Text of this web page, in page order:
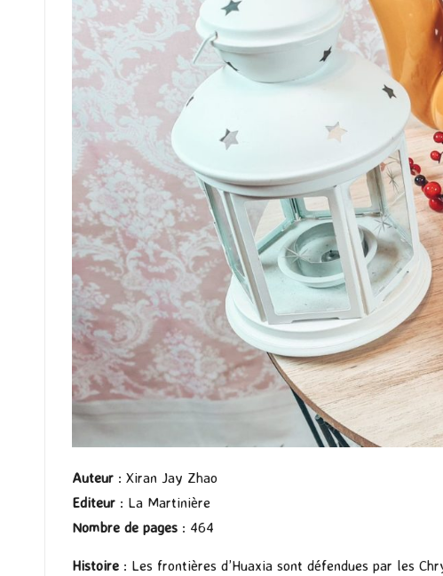
Auteur : Xiran Jay Zhao
Editeur : La Martinière
Nombre de pages : 464
Histoire : Les frontières d’Huaxia sont défendues par les